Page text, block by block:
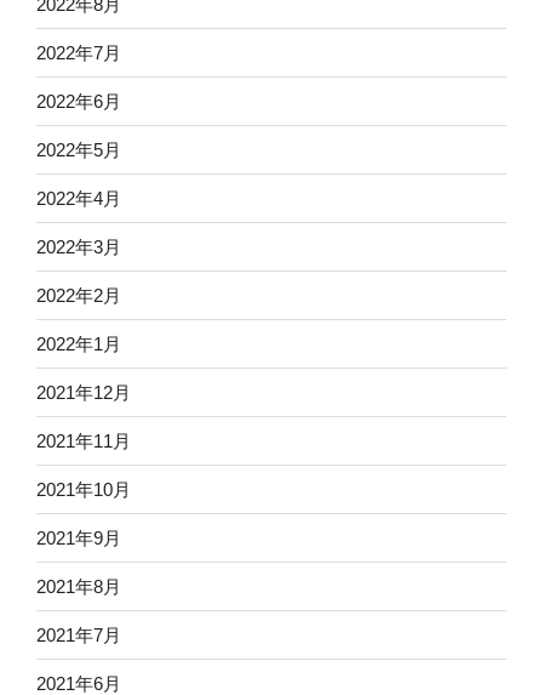
2022年8月
2022年7月
2022年6月
2022年5月
2022年4月
2022年3月
2022年2月
2022年1月
2021年12月
2021年11月
2021年10月
2021年9月
2021年8月
2021年7月
2021年6月